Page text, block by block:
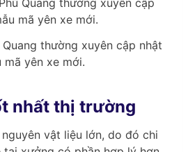
Quang thường xuyên cập nhật
mã yên xe mới.
nhất thị trường
vật liệu lớn, do đó chi